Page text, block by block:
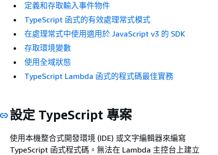
定義和存取輸入事件物件
TypeScript 函式的有效處理常式模式
在處理常式中使用適用於 JavaScript v3 的 SDK
存取環境變數
使用全域狀態
TypeScript Lambda 函式的程式碼最佳實務
設定 TypeScript 專案
使用本機整合式開發環境 (IDE) 或文字編輯器來編寫
TypeScript 函式程式碼。無法在 Lambda 主控台上建立